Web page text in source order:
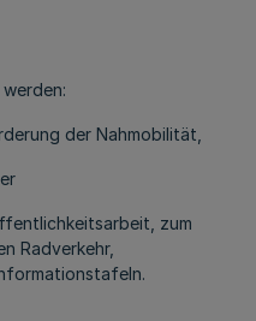
der Nahmobilität,
zum
Radverkehr,